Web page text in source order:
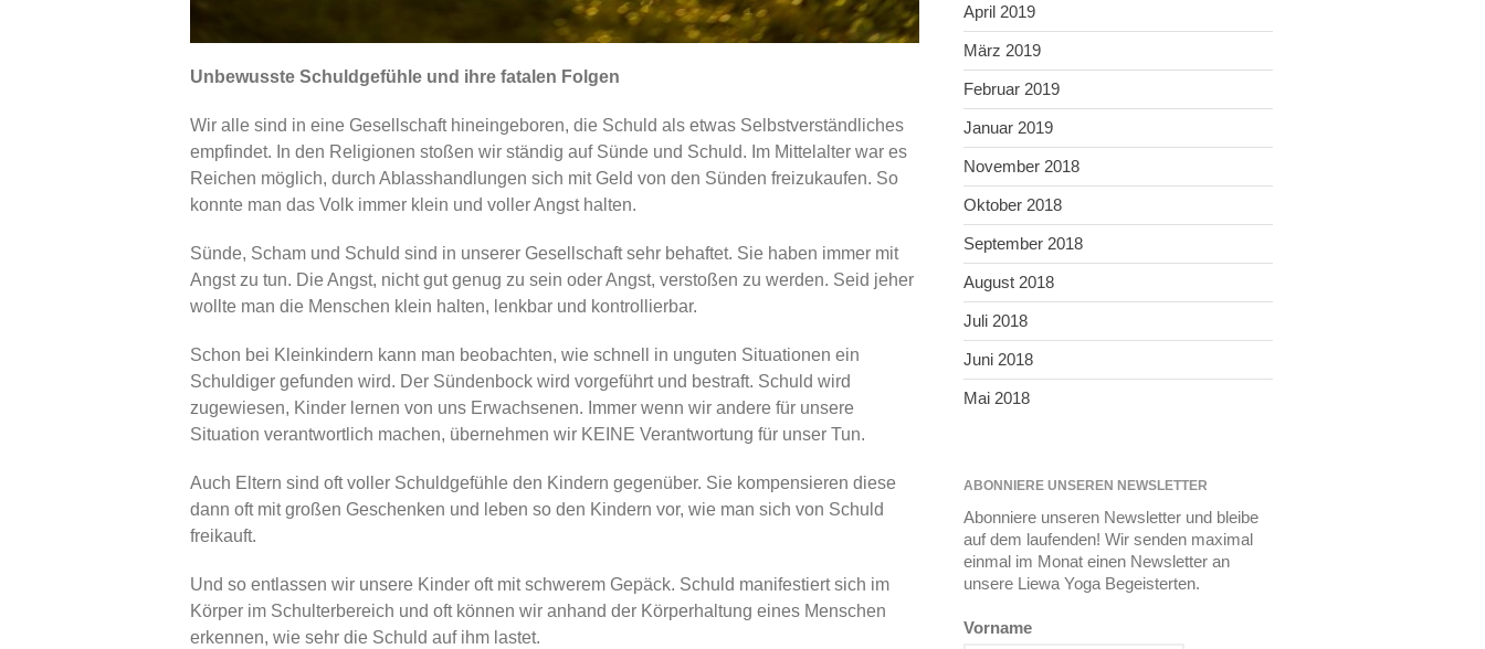
Unbewusste Schuldgefühle und ihre fatalen Folgen
Wir alle sind in eine Gesellschaft hineingeboren, die Schuld als etwas Selbstverständliches
empfindet. In den Religionen stoßen wir ständig auf Sünde und Schuld. Im Mittelalter war es
Reichen möglich, durch Ablasshandlungen sich mit Geld von den Sünden freizukaufen. So
konnte man das Volk immer klein und voller Angst halten.
Sünde, Scham und Schuld sind in unserer Gesellschaft sehr behaftet. Sie haben immer mit
Angst zu tun. Die Angst, nicht gut genug zu sein oder Angst, verstoßen zu werden. Seid jeher
wollte man die Menschen klein halten, lenkbar und kontrollierbar.
Schon bei Kleinkindern kann man beobachten, wie schnell in unguten Situationen ein
Schuldiger gefunden wird. Der Sündenbock wird vorgeführt und bestraft. Schuld wird
zugewiesen, Kinder lernen von uns Erwachsenen. Immer wenn wir andere für unsere
Situation verantwortlich machen, übernehmen wir KEINE Verantwortung für unser Tun.
Auch Eltern sind oft voller Schuldgefühle den Kindern gegenüber. Sie kompensieren diese
dann oft mit großen Geschenken und leben so den Kindern vor, wie man sich von Schuld
freikauft.
Und so entlassen wir unsere Kinder oft mit schwerem Gepäck. Schuld manifestiert sich im
Körper im Schulterbereich und oft können wir anhand der Körperhaltung eines Menschen
erkennen, wie sehr die Schuld auf ihm lastet.
April 2019
März 2019
Februar 2019
Januar 2019
November 2018
Oktober 2018
September 2018
August 2018
Juli 2018
Juni 2018
Mai 2018
ABONNIERE UNSEREN NEWSLETTER
Abonniere unseren Newsletter und bleibe
auf dem laufenden! Wir senden maximal
einmal im Monat einen Newsletter an
unsere Liewa Yoga Begeisterten.
Vorname